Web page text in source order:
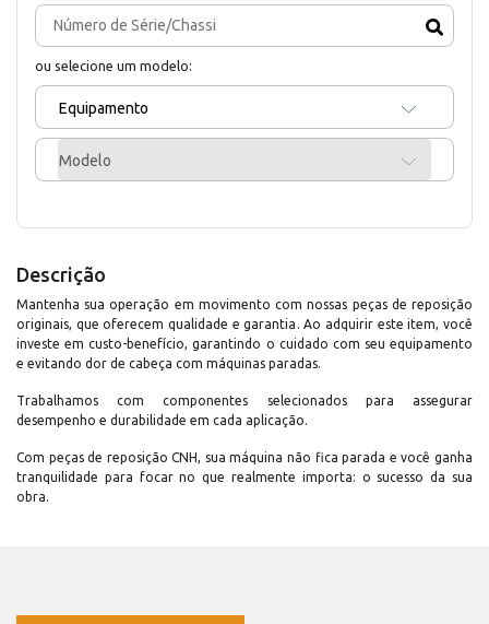
ou selecione um modelo:
Equipamento
Modelo
Descrição
Mantenha sua operação em movimento com nossas peças de reposição
originais, que oferecem qualidade e garantia. Ao adquirir este item, você
investe em custo-benefício, garantindo o cuidado com seu equipamento
e evitando dor de cabeça com máquinas paradas.
Trabalhamos com componentes selecionados para assegurar
desempenho e durabilidade em cada aplicação.
Com peças de reposição CNH, sua máquina não fica parada e você ganha
tranquilidade para focar no que realmente importa: o sucesso da sua
obra.